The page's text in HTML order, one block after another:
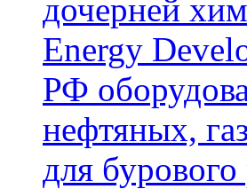
дочерней
Energy
РФ
нефтяных,
для